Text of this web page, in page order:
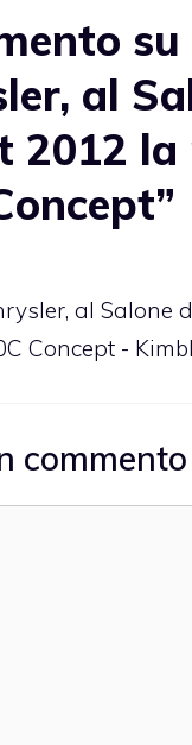
su
al
2012 la
al Salone
Concept -
commento